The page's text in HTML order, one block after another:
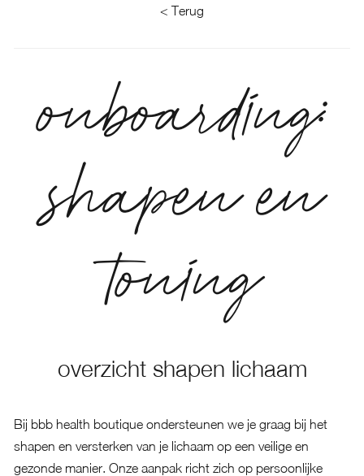
< Terug
onboarding:
shapen en
toning
overzicht shapen lichaam
Bij bbb health boutique ondersteunen we je graag bij het
shapen en versterken van je lichaam op een veilige en
gezonde manier. Onze aanpak richt zich op persoonlijke